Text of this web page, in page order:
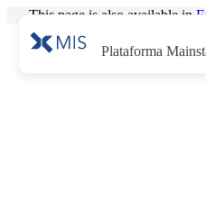
This page is also available in
Plataforma